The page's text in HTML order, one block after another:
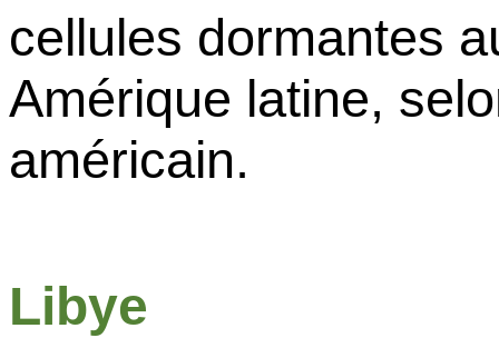
cellules dormantes
Amérique latine,
américain.
Libye